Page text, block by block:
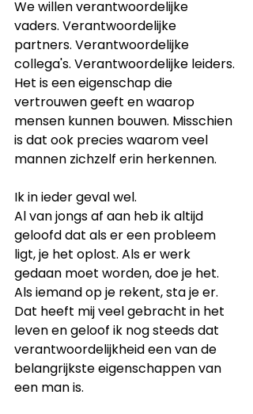
We willen verantwoordelijke
vaders. Verantwoordelijke
partners. Verantwoordelijke
collega's. Verantwoordelijke leiders.
Het is een eigenschap die
vertrouwen geeft en waarop
mensen kunnen bouwen. Misschien
is dat ook precies waarom veel
mannen zichzelf erin herkennen.
Ik in ieder geval wel.
Al van jongs af aan heb ik altijd
geloofd dat als er een probleem
ligt, je het oplost. Als er werk
gedaan moet worden, doe je het.
Als iemand op je rekent, sta je er.
Dat heeft mij veel gebracht in het
leven en geloof ik nog steeds dat
verantwoordelijkheid een van de
belangrijkste eigenschappen van
een man is.